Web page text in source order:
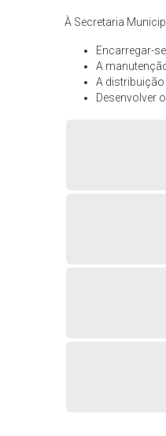
À Secretaria
Encarregar-
A
A
Desenvolver